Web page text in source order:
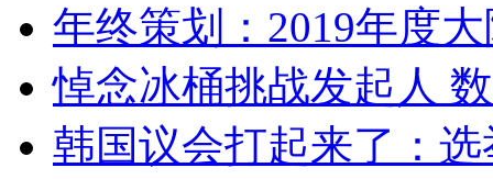
年终策划：2019年度
悼念冰桶挑战发起人
韩国议会打起来了：